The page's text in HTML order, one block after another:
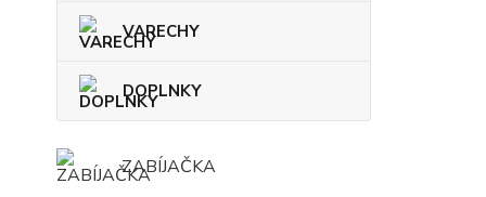
VARECHY
DOPLNKY
ZABÍJAČKA